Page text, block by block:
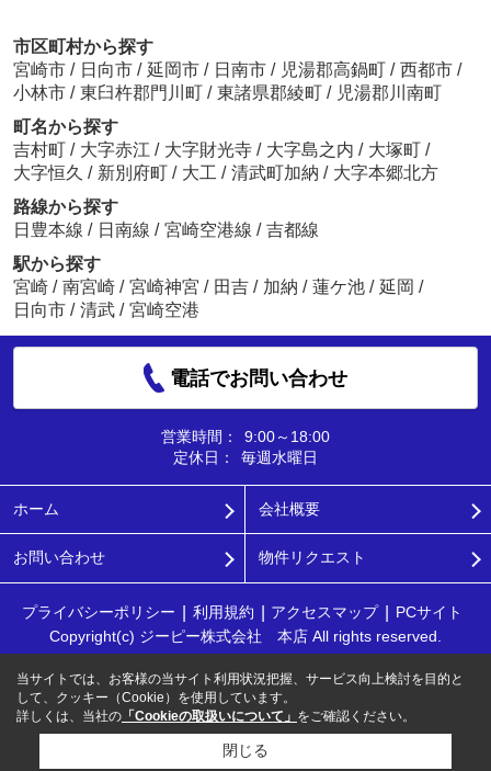
市区町村から探す
宮崎市 / 日向市 / 延岡市 / 日南市 / 児湯郡高鍋町 / 西都市 /
小林市 / 東臼杵郡門川町 / 東諸県郡綾町 / 児湯郡川南町
町名から探す
吉村町 / 大字赤江 / 大字財光寺 / 大字島之内 / 大塚町 /
大字恒久 / 新別府町 / 大工 / 清武町加納 / 大字本郷北方
路線から探す
日豊本線 / 日南線 / 宮崎空港線 / 吉都線
駅から探す
宮崎 / 南宮崎 / 宮崎神宮 / 田吉 / 加納 / 蓮ケ池 / 延岡 /
日向市 / 清武 / 宮崎空港
電話でお問い合わせ
営業時間：
9:00～18:00
定休日：
毎週水曜日
ホーム 会社概要
お問い合わせ 物件リクエスト
プライバシーポリシー 利用規約 アクセスマップ
PCサイト
Copyright(c) ジーピー株式会社 本店 All rights reserved.
当サイトでは、お客様の当サイト利用状況把握、サービス向上検討を目的と
して、クッキー（Cookie）を使用しています。
詳しくは、当社の 「Cookieの取扱いについて」 をご確認ください。
閉じる